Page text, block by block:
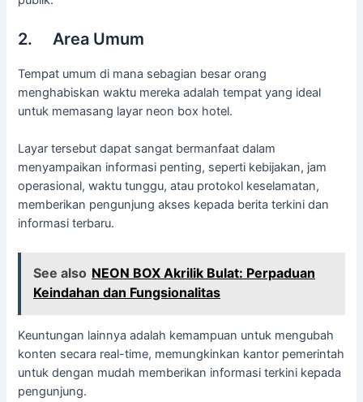
2. Area Umum
Tempat umum di mana sebagian besar orang
menghabiskan waktu mereka adalah tempat yang ideal
untuk memasang layar neon box hotel.
Layar tersebut dapat sangat bermanfaat dalam
menyampaikan informasi penting, seperti kebijakan, jam
operasional, waktu tunggu, atau protokol keselamatan,
memberikan pengunjung akses kepada berita terkini dan
informasi terbaru.
See also NEON BOX Akrilik Bulat: Perpaduan
Keindahan dan Fungsionalitas
Keuntungan lainnya adalah kemampuan untuk mengubah
konten secara real-time, memungkinkan kantor pemerintah
untuk dengan mudah memberikan informasi terkini kepada
pengunjung.